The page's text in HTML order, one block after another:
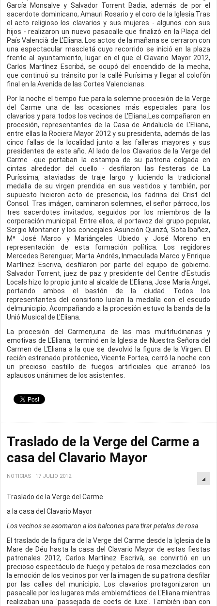
García Monsalve y Salvador Torrent Badia, además de por el
sacerdote dominicano, Amauri Rosario y el coro de la Iglesia.Tras
el acto religioso los clavarios y sus mujeres - algunos con sus
hijos - realizaron un nuevo pasacalle que finalizó en la Plaça del
País Valencià de L'Eliana. Los actos de la mañana se cerraron con
una espectacular mascletá cuyo recorrido se inició en la plaza
frente al ayuntamiento, lugar en el que el Clavario Mayor 2012,
Carlos Martínez Escribá, se ocupó del encendido de la mecha,
que continuó su tránsito por la callé Purísima y llegar al colofón
final en la Avenida de las Cortes Valencianas.
Por la noche el tiempo fue para la solemne procesión de la Verge
del Carme una de las ocasiones más especiales para los
clavarios y para todos los vecinos de L'Eliana.Les compañaron en
procesión, representantes de la Casa de Andalucía de L'Eliana,
entre ellas la Rociera Mayor 2012 y su presidenta, además de las
cinco fallas de la localidad junto a las falleras mayores y sus
presidentes de este año. Al lado de los Clavarios de la Verge del
Carme -que portaban la estampa de su patrona colgada en
cintas alrededor del cuello - desfilaron las festeras de La
Puríssima, ataviadas de traje largo y luciendo la tradicional
medalla de su virgen prendida en sus vestidos y también, por
supuesto hicieron acto de presencia, los fadrins del Crist del
Consol. Tras imágen, caminaron solemnes, el señor párroco, los
tres sacerdotes invitados, seguidos por los miembros de la
corporación municipal. Entre ellos, el portavoz del grupo popular,
Sergio Montaner y los concejales Asunción Quinzá, Sota Ibañez,
Mª José Marco y Mariángeles Ubiedo y José Moreno en
representación de esta formación política. Los regidores
Mercedes Berenguer, Marta Andrés, Inmaculada Marco y Enrique
Martínez Escriva, desfilaron por parte del equipo de gobierno.
Salvador Torrent, juez de paz y presidente del Centre d'Estudis
Locals hizo lo propio junto al alcalde de L'Eliana, Jose María Ángel,
portando ambos el bastón de la ciudad. Todos los
representantes del consitorio lucían la medalla con el escudo
delmunicipio. Acompañando a la procesión estuvo la banda de la
Unió Musical de L'Eliana.
La procesión del Carmen,una de las mas multitudinarias y
emotivas de L'Eliana, terminó en la Iglesia de Nuestra Señora del
Carmen de L'Eliana a la que se devolvió la figura de la Virgen. El
recién estrenado pirotécnico, Vicente Fortea, cerró la noche con
un precioso castillo de fuegos artificiales que arrancó los
aplausos unánimes de los asistentes.
Traslado de la Verge del Carme a
casa del Clavario Mayor
NOTICIAS 17 JULIO 2012
Traslado de la Verge del Carme
a la casa del Clavario Mayor
Los vecinos se asomaron a los balcones para tirar petalos de rosa
El traslado de la figura de la Verge del Carme desde la Iglesia de la
Mare de Déu hasta la casa del Clavario Mayor de estas fiestas
patronales 2012, Carlos Martínez Escrivà, se convirtió en un
precioso espectáculo de fuego y petalos de rosa mezclados con
la emoción de los vecinos por ver la imagen de su patrona desfilar
por las calles del municipio. Los clavarios protagonizaron un
pasacalle por los lugares más emblemáticos de L'Eliana mientras
realizaban una 'passejada de coets de luxe'. También iban con